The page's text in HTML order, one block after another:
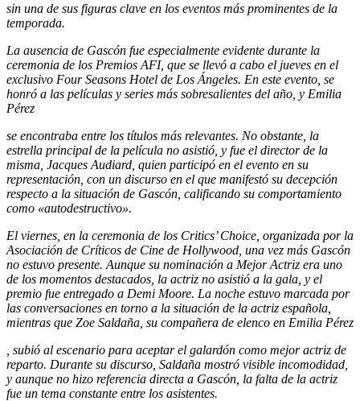
sin una de sus figuras clave en los eventos más prominentes de la
temporada.
La ausencia de Gascón fue especialmente evidente durante la
ceremonia de los Premios AFI, que se llevó a cabo el jueves en el
exclusivo Four Seasons Hotel de Los Ángeles. En este evento, se
honró a las películas y series más sobresalientes del año, y Emilia
Pérez
se encontraba entre los títulos más relevantes. No obstante, la
estrella principal de la película no asistió, y fue el director de la
misma, Jacques Audiard, quien participó en el evento en su
representación, con un discurso en el que manifestó su decepción
respecto a la situación de Gascón, calificando su comportamiento
como «autodestructivo».
El viernes, en la ceremonia de los Critics’ Choice, organizada por la
Asociación de Críticos de Cine de Hollywood, una vez más Gascón
no estuvo presente. Aunque su nominación a Mejor Actriz era uno
de los momentos destacados, la actriz no asistió a la gala, y el
premio fue entregado a Demi Moore. La noche estuvo marcada por
las conversaciones en torno a la situación de la actriz española,
mientras que Zoe Saldaña, su compañera de elenco en Emilia Pérez
, subió al escenario para aceptar el galardón como mejor actriz de
reparto. Durante su discurso, Saldaña mostró visible incomodidad,
y aunque no hizo referencia directa a Gascón, la falta de la actriz
fue un tema constante entre los asistentes.